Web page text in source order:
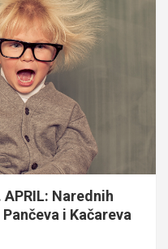
APRIL: Narednih
i Kačareva